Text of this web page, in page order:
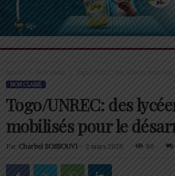
Non classé Togo/UNREC: des lycéens
NON CLASSÉ
Togo/UNREC: des
mobilisés pour le
Par Charbel SOSSOUVI - 2 mars 2026 80